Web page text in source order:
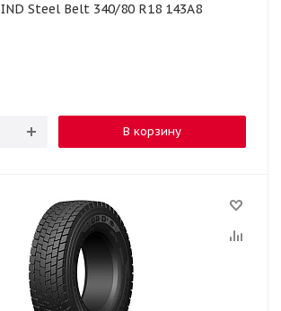
Steel Belt 340/80 R18 143A8
В корзину